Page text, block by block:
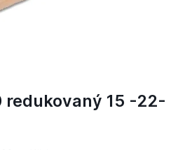
redukovaný 15 -22-